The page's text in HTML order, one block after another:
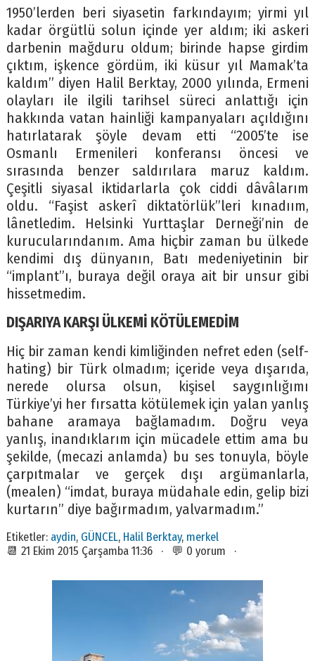
1950’lerden beri siyasetin farkındayım; yirmi yıl
kadar örgütlü solun içinde yer aldım; iki askeri
darbenin mağduru oldum; birinde hapse girdim
çıktım, işkence gördüm, iki küsur yıl Mamak’ta
kaldım” diyen Halil Berktay, 2000 yılında, Ermeni
olayları ile ilgili tarihsel süreci anlattığı için
hakkında vatan hainliği kampanyaları açıldığını
hatırlatarak şöyle devam etti “2005’te ise
Osmanlı Ermenileri konferansı öncesi ve
sırasında benzer saldırılara maruz kaldım.
Çeşitli siyasal iktidarlarla çok ciddi dâvâlarım
oldu. “Faşist askerî diktatörlük”leri kınadıım,
lânetledim. Helsinki Yurttaşlar Derneği’nin de
kurucularındanım. Ama hiçbir zaman bu ülkede
kendimi dış dünyanın, Batı medeniyetinin bir
“implant”ı, buraya değil oraya ait bir unsur gibi
hissetmedim.
DIŞARIYA KARŞI ÜLKEMİ KÖTÜLEMEDİM
Hiç bir zaman kendi kimliğinden nefret eden (self-
hating) bir Türk olmadım; içeride veya dışarıda,
nerede olursa olsun, kişisel saygınlığımı
Türkiye’yi her fırsatta kötülemek için yalan yanlış
bahane aramaya bağlamadım. Doğru veya
yanlış, inandıklarım için mücadele ettim ama bu
şekilde, (mecazi anlamda) bu ses tonuyla, böyle
çarpıtmalar ve gerçek dışı argümanlarla,
(mealen) “imdat, buraya müdahale edin, gelip bizi
kurtarın” diye bağırmadım, yalvarmadım.”
Etiketler: aydin, GÜNCEL, Halil Berktay, merkel
📆 21 Ekim 2015 Çarşamba 11:36 · 💬 0 yorum ·